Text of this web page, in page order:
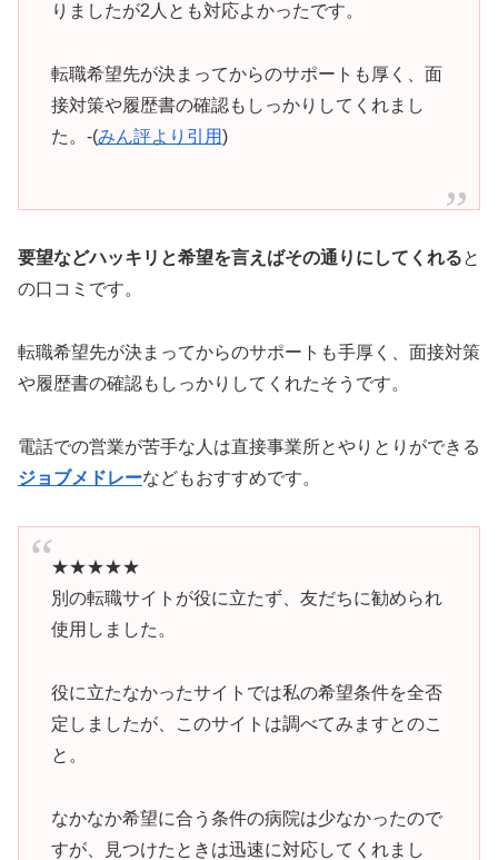
りましたが2人とも対応よかったです。
転職希望先が決まってからのサポートも厚く、面
接対策や履歴書の確認もしっかりしてくれまし
た。-(みん評より引用)
要望などハッキリと希望を言えばその通りにしてくれると
の口コミです。
転職希望先が決まってからのサポートも手厚く、面接対策
や履歴書の確認もしっかりしてくれたそうです。
電話での営業が苦手な人は直接事業所とやりとりができる
ジョブメドレーなどもおすすめです。
★★★★★
別の転職サイトが役に立たず、友だちに勧められ
使用しました。
役に立たなかったサイトでは私の希望条件を全否
定しましたが、このサイトは調べてみますとのこ
と。
なかなか希望に合う条件の病院は少なかったので
すが、見つけたときは迅速に対応してくれまし